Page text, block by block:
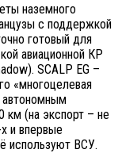
наземного
с поддержкой
готовый для
авиационной КР
SCALP EG –
«многоцелевая
автономным
км (на экспорт – не
и впервые
используют ВСУ.